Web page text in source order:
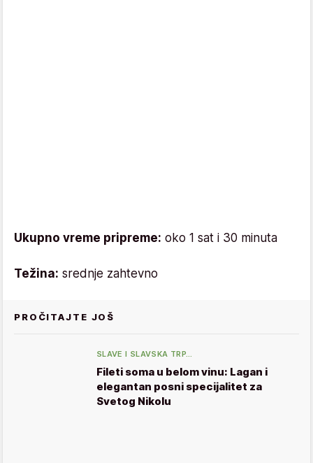
Ukupno vreme pripreme: oko 1 sat i 30 minuta
Težina: srednje zahtevno
PROČITAJTE JOŠ
SLAVE I SLAVSKA TRP…
Fileti soma u belom vinu: Lagan i
elegantan posni specijalitet za
Svetog Nikolu